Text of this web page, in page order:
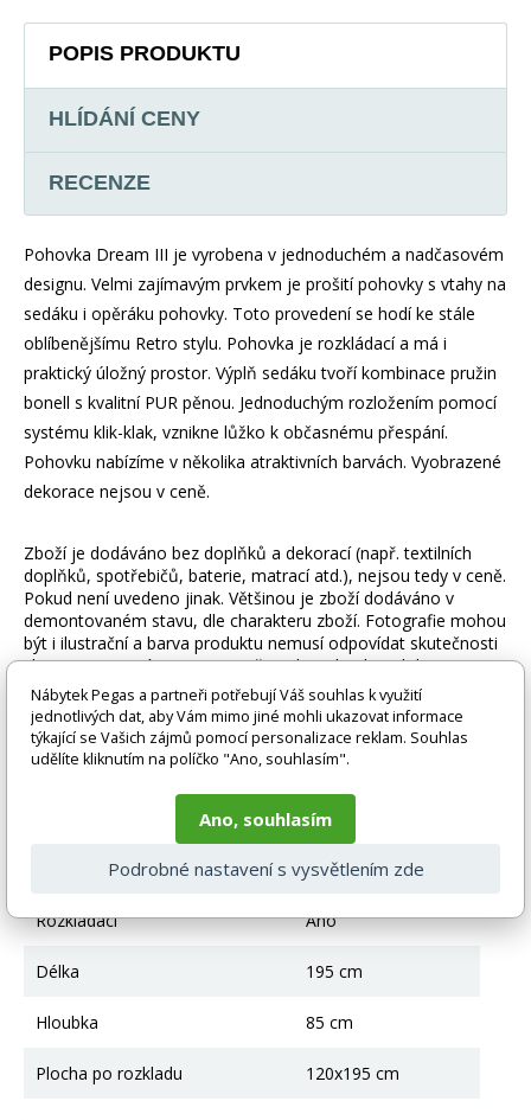
POPIS PRODUKTU
HLÍDÁNÍ CENY
RECENZE
Pohovka Dream III je vyrobena v jednoduchém a nadčasovém
designu. Velmi zajímavým prvkem je prošití pohovky s vtahy na
sedáku i opěráku pohovky. Toto provedení se hodí ke stále
oblíbenějšímu Retro stylu. Pohovka je rozkládací a má i
praktický úložný prostor. Výplň sedáku tvoří kombinace pružin
bonell s kvalitní PUR pěnou. Jednoduchým rozložením pomocí
systému klik-klak, vznikne lůžko k občasnému přespání.
Pohovku nabízíme v několika atraktivních barvách. Vyobrazené
dekorace nejsou v ceně.
Zboží je dodáváno bez doplňků a dekorací (např. textilních
doplňků, spotřebičů, baterie, matrací atd.), nejsou tedy v ceně.
Pokud není uvedeno jinak. Většinou je zboží dodáváno v
demontovaném stavu, dle charakteru zboží. Fotografie mohou
být i ilustrační a barva produktu nemusí odpovídat skutečnosti
vlivem nastavení monitoru a převodem do el. podoby. V
případě nejasností kontaktujte naše klientské centrum
pegas@nabytek-pegas.cz či volejte 777244446.
Technické parametry
Ano
90 cm
Rozkládací Ano
Délka 195 cm
Hloubka 85 cm
Plocha po rozkladu 120x195 cm
Nábytek Pegas a partneři potřebují Váš souhlas k využití
jednotlivých dat, aby Vám mimo jiné mohli ukazovat informace
týkající se Vašich zájmů pomocí personalizace reklam. Souhlas
udělíte kliknutím na políčko "Ano, souhlasím".
Ano, souhlasím
Podrobné nastavení s vysvětlením zde